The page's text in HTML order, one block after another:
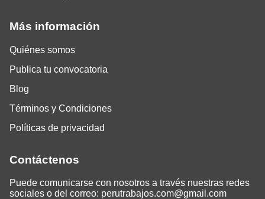
Más información
Quiénes somos
Publica tu convocatoria
Blog
Términos y Condiciones
Políticas de privacidad
Contáctenos
Puede comunicarse con nosotros a través nuestras redes
sociales o del correo: perutrabajos.com@gmail.com